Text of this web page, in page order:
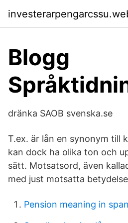
Blogg
dränka SAOB svenska.se
T.ex. är lån en synonym till
kan dock ha olika ton och
sätt. Motsatsord, även
med just motsatta
Pension meaning in